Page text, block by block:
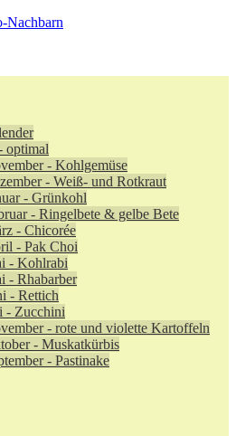
optimal
- Kohlgemüse
- Weiß- und Rotkraut
- Grünkohl
- Ringelbete & gelbe Bete
- Chicorée
- Pak Choi
- Kohlrabi
- Rhabarber
- Rettich
- Zucchini
- rote und violette Kartoffeln
- Muskatkürbis
- Pastinake